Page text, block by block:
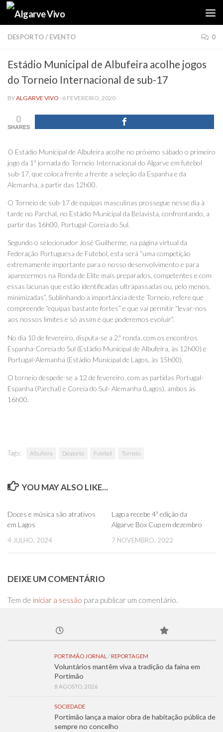
Skip to content
DESPORTO/ EVENTO 0
Estádio Municipal de Albufeira acolhe jogos
do Torneio Internacional de sub-17
BYALGARVE VIVO · 6 FEVEREIRO, 2020
0
SHARES
O Estádio Municipal de Albufeira acolhe no próximo sábado o primeiro
jogo da 1ª jornada do Torneio Internacional do Algarve em futebol
sub-17, que coloca frente a frente a seleção da Espanha e da
Alemanha, a partir das 12h00.
O Torneio de sub-17 de equipas masculinas prossegue nesse dia à
tarde no Parchal, no Estádio Municipal da Belavista, confrontando, a
partir das 16h00, Portugal-Coreia do Sul.
Segundo o selecionador José Guilherme, na página virtual da
Federação Portuguesa de Futebol, esta será “uma competição
extremamente importante para o nosso desenvolvimento e para
aparecermos na Ronda de Elite mais preparados, competentes e com
essas lacunas que estão identificadas ultrapassadas ou, pelo menos,
minimizadas”. Sublinhando a importância deste Torneio, refere que
compreende “equipas bastante fortes” e que vai permitir “levar-nos
aos nossos limites e só assim é que poderemos evoluir”.
No dia 10 de fevereiro, disputa-se a 2.ª ronda, com os encontros
Espanha-Coreia do Sul (Estádio Municipal de Albufeira, às 12h00) e
Portugal-Alemanha (Estádio Municipal de Lagos, às 15h00).
O torneio despede-se a 12 de fevereiro, com as partidas Portugal-
Espanha (Parchal) e Coreia do Sul- Alemanha (Lagos), ambos às
16h00.
Tags: Albufeira Desporto Futebol Torneio
YOU MAY ALSO LIKE...
Doces e música são atrativos
em Lagos
4 JULHO, 2024
Lagoa recebe 4ª edição da
Algarve Box Cup em dezembro
7 NOVEMBRO, 2022
DEIXE UM COMENTÁRIO
Tem de iniciar a sessão para publicar um comentário.
PORTIMÃO JORNAL / REPORTAGEM
Voluntários mantêm viva a tradição da faina em
Portimão
8 AGOSTO, 2026
SOCIEDADE
Portimão lança a maior obra de habitação pública de
sempre no concelho